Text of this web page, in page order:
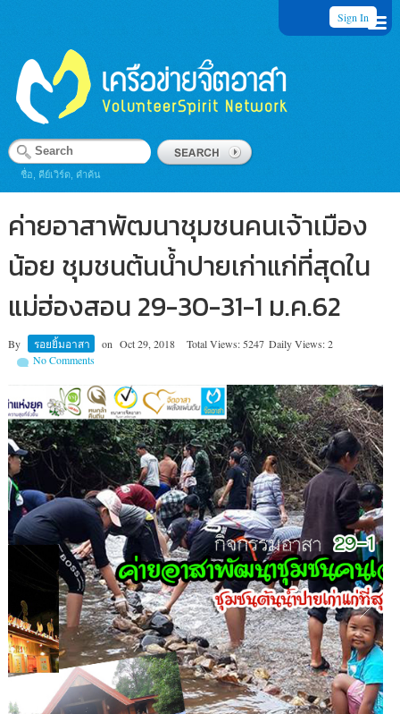
Sign In
ชื่อ, คีย์เวิร์ด, คำค้น
ค่ายอาสาพัฒนาชุมชนคนเจ้าเมือง
น้อย ชุมชนต้นน้ำปายเก่าแก่ที่สุดใน
แม่ฮ่องสอน 29-30-31-1 ม.ค.62
By รอยยิ้มอาสา on Oct 29, 2018 Total Views: 5247 Daily Views: 2
No Comments